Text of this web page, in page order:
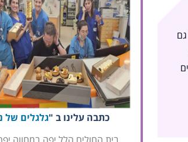
גם
כתבה עלינו ב "גלגלים של